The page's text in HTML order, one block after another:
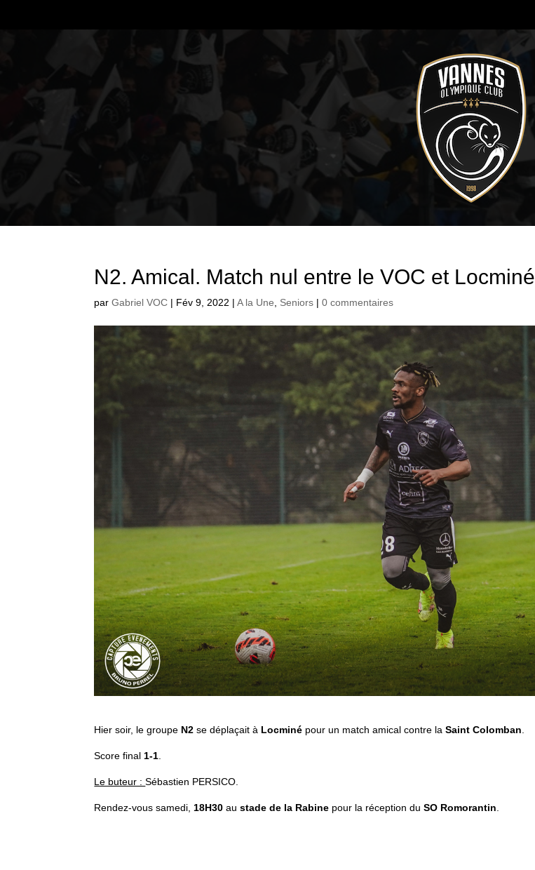
N2. Amical. Match nul entre le VOC et Locminé
parGabriel VOC | Fév 9, 2022 |A la Une, Seniors |0 commentaires
Hier soir, le groupe N2 se déplaçait à Locminé pour un match amical contre laSaint Colomban.
Score final 1-1.
Le buteur :Sébastien PERSICO.
Rendez-vous samedi,18H30 austade de la Rabine pour la réception du SO Romorantin.